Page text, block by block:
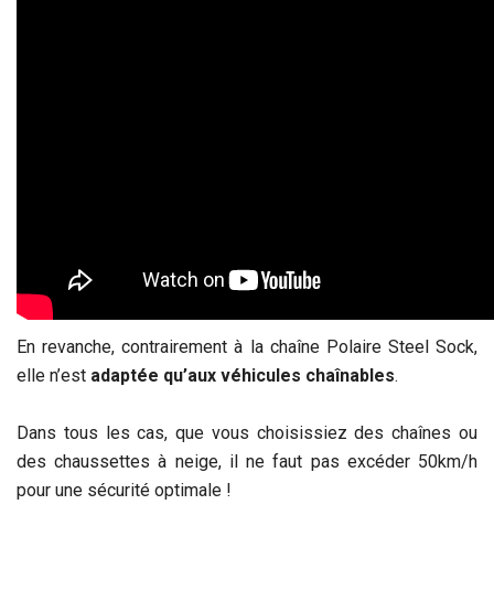
En revanche, contrairement à la chaîne Polaire Steel Sock,
elle n’est adaptée qu’aux véhicules chaînables.
Dans tous les cas, que vous choisissiez des chaînes ou
des chaussettes à neige, il ne faut pas excéder 50km/h
pour une sécurité optimale !